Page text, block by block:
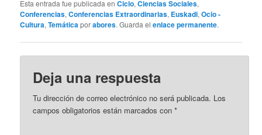
Esta entrada fue publicada enCiclo,Ciencias Sociales,
Conferencias,Conferencias Extraordinarias, Euskadi,Ocio -
Cultura,Temáticaporabores. Guarda elenlace permanente.
Deja una respuesta
Tu dirección de correo electrónico no será publicada. Los
campos obligatorios están marcados con*